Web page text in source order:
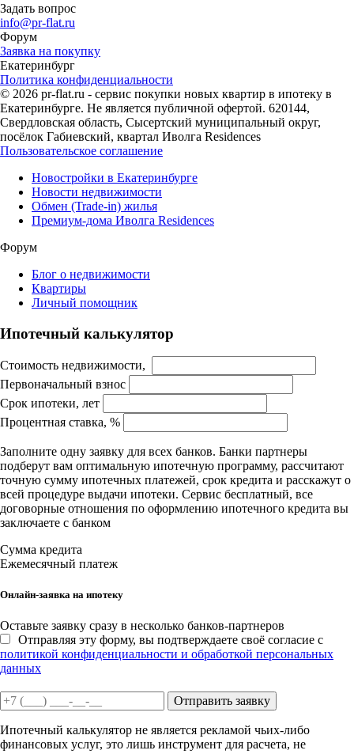
Задать вопрос
info@pr-flat.ru
Форум
Заявка на покупку
Екатеринбург
Политика конфиденциальности
© 2026 pr-flat.ru - сервис покупки новых квартир в ипотеку в
Екатеринбурге. Не является публичной офертой. 620144,
Свердловская область, Сысертский муниципальный округ,
посёлок Габиевский, квартал Иволга Residences
Пользовательское соглашение
Новостройки в Екатеринбурге
Новости недвижимости
Обмен (Trade-in) жилья
Премиум-дома Иволга Residences
Форум
Блог о недвижимости
Квартиры
Личный помощник
Ипотечный калькулятор
Стоимость недвижимости,
Первоначальный взнос
Срок ипотеки, лет
Процентная ставка, %
Заполните одну заявку для всех банков. Банки партнеры
подберут вам оптимальную ипотечную программу, рассчитают
точную сумму ипотечных платежей, срок кредита и расскажут о
всей процедуре выдачи ипотеки. Сервис бесплатный, все
договорные отношения по оформлению ипотечного кредита вы
заключаете с банком
Сумма кредита
Ежемесячный платеж
Онлайн-заявка на ипотеку
Оставьте заявку сразу в несколько банков-партнеров
Отправляя эту форму, вы подтверждаете своё согласие с
политикой конфиденциальности и обработкой персональных
данных
Отправить заявку
Ипотечный калькулятор не является рекламой чьих-либо
финансовых услуг, это лишь инструмент для расчета, не